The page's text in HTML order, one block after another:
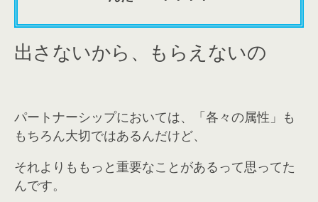
出さないから、もらえないの
パートナーシップにおいては、「各々の属性」も
もちろん大切ではあるんだけど、
それよりももっと重要なことがあるって思ってた
んです。